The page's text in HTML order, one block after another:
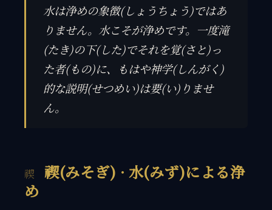
水は浄めの象徴(しょうちょう)ではあ
りません。水こそが浄めです。一度滝
(たき)の下(した)でそれを覚(さと)っ
た者(もの)に、もはや神学(しんがく)
的な説明(せつめい)は要(い)りませ
ん。
禊(みそぎ) · 水(みず)による浄
め